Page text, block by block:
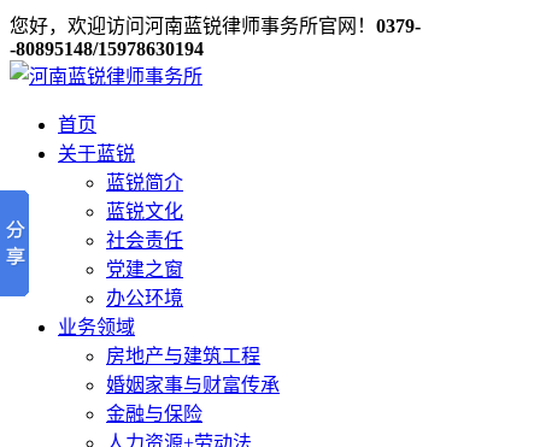
您好，欢迎访问河南蓝锐律师事务所官网！ 0379-
-80895148/15978630194
首页
关于蓝锐
蓝锐简介
蓝锐文化
社会责任
党建之窗
办公环境
业务领域
房地产与建筑工程
婚姻家事与财富传承
金融与保险
人力资源+劳动法